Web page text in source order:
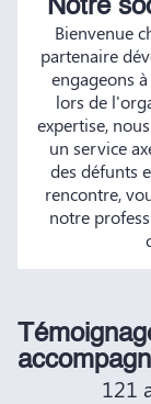
Notre
Bienvenue
partenaire
engageons
lors de
expertise,
un service
des défunts
rencontre,
notre
121